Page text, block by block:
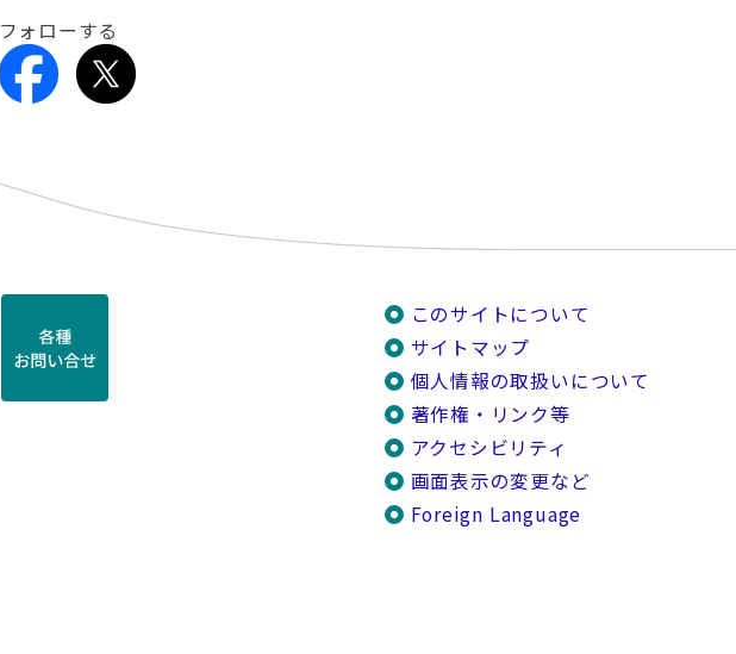
フォローする
このサイトについて
サイトマップ
個人情報の取扱いについて
著作権・リンク等
アクセシビリティ
画面表示の変更など
Foreign Language